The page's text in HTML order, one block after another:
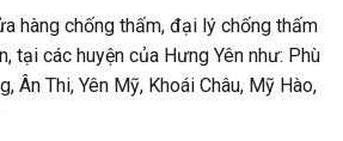
hàng chống thấm, đại lý chống thấm
tại các huyện của Hưng Yên như: Phù
Ân Thi, Yên Mỹ, Khoái Châu, Mỹ Hào,